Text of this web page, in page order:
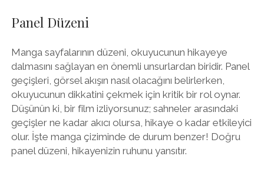
Panel Düzeni
Manga sayfalarının düzeni, okuyucunun hikayeye
dalmasını sağlayan en önemli unsurlardan biridir. Panel
geçişleri, görsel akışın nasıl olacağını belirlerken,
okuyucunun dikkatini çekmek için kritik bir rol oynar.
Düşünün ki, bir film izliyorsunuz; sahneler arasındaki
geçişler ne kadar akıcı olursa, hikaye o kadar etkileyici
olur. İşte manga çiziminde de durum benzer! Doğru
panel düzeni, hikayenizin ruhunu yansıtır.